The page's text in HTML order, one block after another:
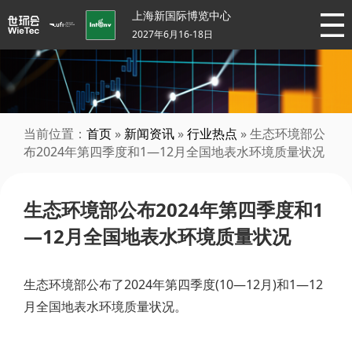
上海新国际博览中心
2027年6月16-18日
当前位置： 首页 » 新闻资讯 »行业热点 » 生态环境部公
布2024年第四季度和1—12月全国地表水环境质量状况
生态环境部公布2024年第四季度和1
—12月全国地表水环境质量状况
生态环境部公布了2024年第四季度(10—12月)和1—12
月全国地表水环境质量状况。